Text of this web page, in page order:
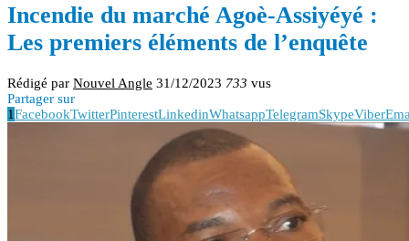
Incendie du marché Agoè-Assiyéyé :
Les premiers éléments de l’enquête
Rédigé par Nouvel Angle 31/12/2023 733 vus
Partager sur
1FacebookTwitterPinterestLinkedinWhatsappTelegramSkypeViber